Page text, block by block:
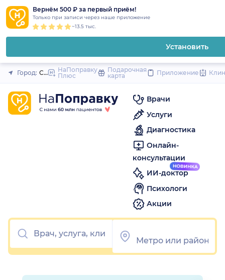
Вернём 500 ₽ за первый приём!
Только при записи через наше приложение
~13.5 тыс.
Установить
Закрыть
Город: СамараНаПоправку
Плюс
Подарочная
карта
Приложение
Врачи
Услуги
Диагностика
Онлайн-
консультации
ИИ-доктор
Психологи
Акции